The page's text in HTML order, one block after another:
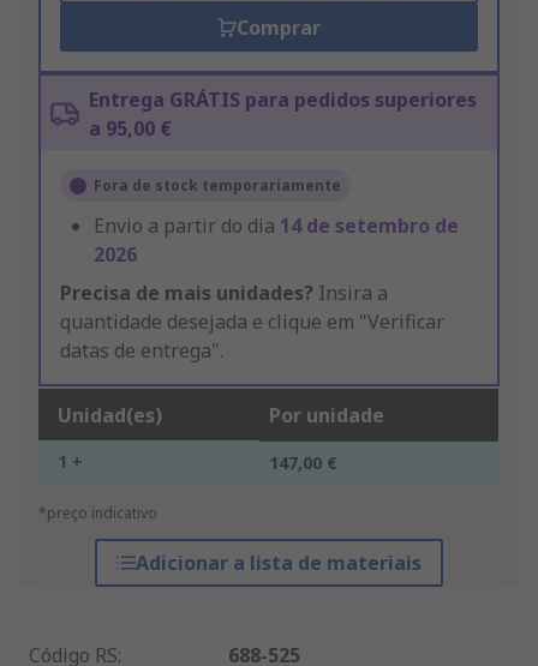
Comprar
Entrega GRÁTIS para pedidos superiores
a 95,00 €
Fora de stock temporariamente
Envio a partir do dia 14 de setembro de
2026
Precisa de mais unidades? Insira a
quantidade desejada e clique em "Verificar
datas de entrega".
Unidad(es) Por unidade
1 + 147,00 €
*preço indicativo
Adicionar a lista de materiais
Código RS:
688-525